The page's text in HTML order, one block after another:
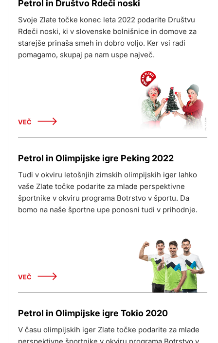
Petrol in Društvo Rdeči noski
Svoje Zlate točke konec leta 2022 podarite Društvu
Rdeči noski, ki v slovenske bolnišnice in domove za
starejše prinaša smeh in dobro voljo. Ker vsi radi
pomagamo, skupaj pa nam uspe največ.
VEČ
Petrol in Olimpijske igre Peking 2022
Tudi v okviru letošnjih zimskih olimpijskih iger lahko
vaše Zlate točke podarite za mlade perspektivne
športnike v okviru programa Botrstvo v športu. Da
bomo na naše športne upe ponosni tudi v prihodnje.
VEČ
Petrol in Olimpijske igre Tokio 2020
V času olimpijskih iger Zlate točke podarite za mlade